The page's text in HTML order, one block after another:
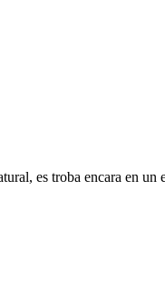
es troba encara en